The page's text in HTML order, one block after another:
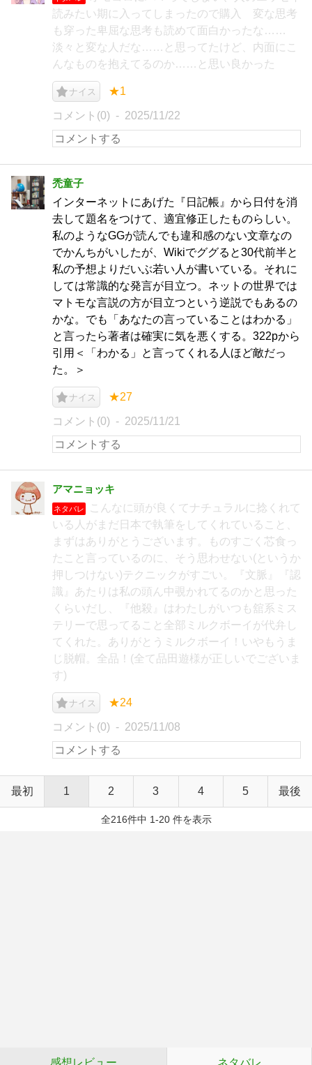
読みたい期に入ってしまったので購入 変な思考
も穿った卑屈な思考も読めて面白かったな……
淡々と変な人だな……と思ってたけど、内面にこ
んなものを抱えてるのか……と思い良かった
ナイス ★1
コメント(0) 2025/11/22
禿童子
インターネットにあげた『日記帳』から日付を消
去して題名をつけて、適宜修正したものらしい。
私のようなGGが読んでも違和感のない文章なの
でかんちがいしたが、Wikiでググると30代前半と
私の予想よりだいぶ若い人が書いている。それに
しては常識的な発言が目立つ。ネットの世界では
マトモな言説の方が目立つという逆説でもあるの
かな。でも「あなたの言っていることはわかる」
と言ったら著者は確実に気を悪くする。322pから
引用＜「わかる」と言ってくれる人ほど敵だっ
た。＞
ナイス ★27
コメント(0) 2025/11/21
アマニョッキ
ネタバレ
こんなに頭が良くてナチュラルに捻くれて
いる人がまだ日本で執筆をしてくれていること、
まずはありがとうございます。ものすごく芯食っ
たこと言っているのに、そう思わせない(というか
押しつけない)テクニックがすごい。『文脈』『認
識』あたりは私の頭ん中覗かれてるのかと思った
くらいだし、『他殺』はわたしがいつも舘系ミス
テリーで思ってること全部ミルクボーイが代弁し
てくれた。ありがとうミルクボーイ！いやもうま
じ脱帽。全品！(全て品田遊様が正しいでございま
す)
ナイス ★24
コメント(0) 2025/11/08
最初 1 2 3 4 5 最後
全216件中 1-20 件を表示
感想レビュー ネタバレ